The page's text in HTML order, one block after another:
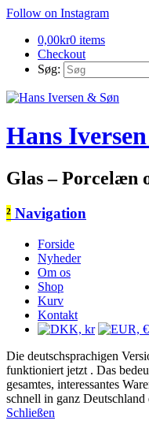
Follow on Instagram
0,00kr0 items
Checkout
Søg:
Hans
Glas – Porcelæn
² Navigation
Forside
Nyheder
Om os
Shop
Kurv
Kontakt
Die deutschsprachigen
funktioniert jetzt . Das
gesamtes, interessantes
schnell in ganz
Schließen